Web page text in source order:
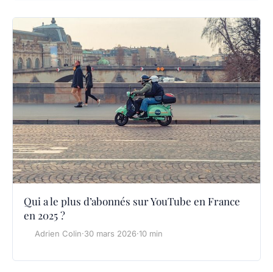
Qui a le plus d’abonnés sur YouTube en France
en 2025 ?
Adrien Colin·30 mars 2026·10 min